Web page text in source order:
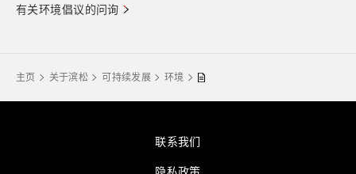
有关环境倡议的问询
主页 关于滨松 可持续发展 环境
联系我们
隐私政策